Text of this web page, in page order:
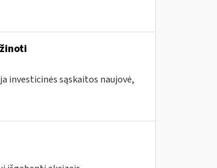
investicinės sąskaitos naujovė,